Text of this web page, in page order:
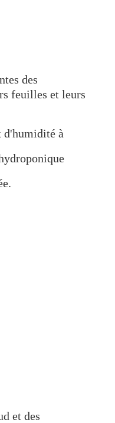
des
feuilles et leurs
d'humidité à
et des